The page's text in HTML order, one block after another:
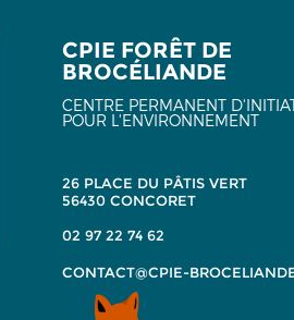
CPIE FORÊT DE
BROCÉLIANDE
CENTRE PERMANENT
POUR L'ENVIRONNEMENT
26 PLACE DU PÂTIS VERT
56430 CONCORET
02 97 22 74 62
CONTACT@CPIE-